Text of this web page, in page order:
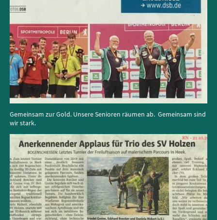
Gemeinsam zur Gold. Unsere Senioren räumen ab. Gemeinsam sind
wir stark.